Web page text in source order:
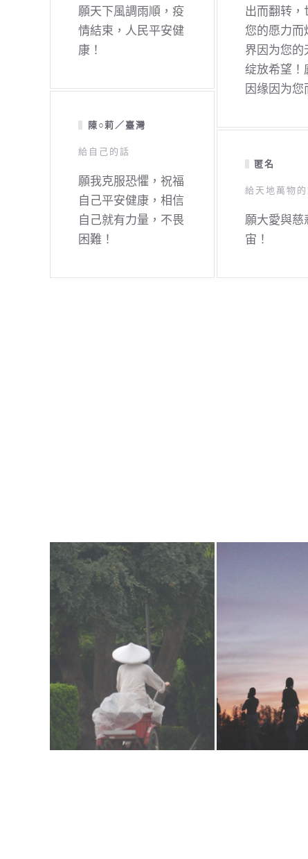
願天下風調雨順，疫
情結束，人民平安健
康！
出而翻转，
您的愿力而
界因为您的
绽放希望！
因缘因为您
陳○莉／臺灣
給自己的話
願我克服恐懼，祝福
自己平安健康，相信
自己就有力量，不畏
困難！
匿名
給天地萬物的
願大愛與慈
宙！
發現精舍簡樸之美
閱讀更多